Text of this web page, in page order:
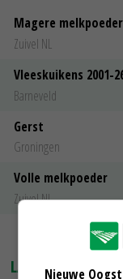
Magere melkpoeder
Zuivel NL
Vleeskuikens 2001-
Barneveld
Gerst
Groningen
Volle melkpoeder
Zuivel NL
LAATSTE NIEUWS
Nieuwe